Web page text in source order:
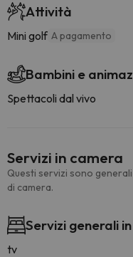
Attività
Mini golf A pagamento
Bambini e
Spettacoli dal vivo
Servizi in camera
Questi servizi sono
di camera.
Servizi generali
tv